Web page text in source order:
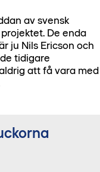
av svensk
De enda
ju Nils Ericson och
tidigare
att få vara med